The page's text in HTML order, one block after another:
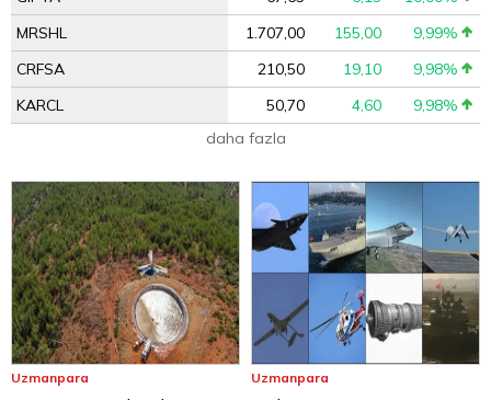
MRSHL
1.707,00 155,00
9,99%
CRFSA
210,50 19,10
9,98%
KARCL
50,70 4,60
9,98%
daha fazla
Uzmanpara Uzmanpara